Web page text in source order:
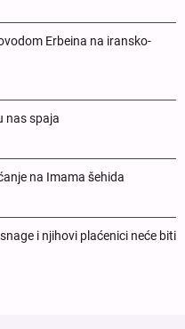
Erbeina na iransko-
nas spaja
na Imama šehida
i njihovi plaćenici neće biti